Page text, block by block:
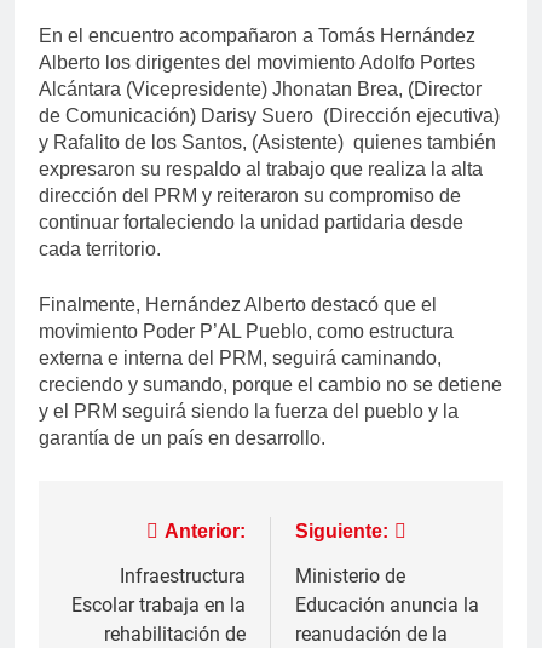
En el encuentro acompañaron a Tomás Hernández
Alberto los dirigentes del movimiento Adolfo Portes
Alcántara (Vicepresidente) Jhonatan Brea, (Director
de Comunicación) Darisy Suero (Dirección ejecutiva)
y Rafalito de los Santos, (Asistente) quienes también
expresaron su respaldo al trabajo que realiza la alta
dirección del PRM y reiteraron su compromiso de
continuar fortaleciendo la unidad partidaria desde
cada territorio.
Finalmente, Hernández Alberto destacó que el
movimiento Poder P’AL Pueblo, como estructura
externa e interna del PRM, seguirá caminando,
creciendo y sumando, porque el cambio no se detiene
y el PRM seguirá siendo la fuerza del pueblo y la
garantía de un país en desarrollo.
Navegación
entradas
Anterior:
Infraestructura
Escolar trabaja en la
rehabilitación de
Siguiente:
Ministerio de
Educación anuncia la
reanudación de la